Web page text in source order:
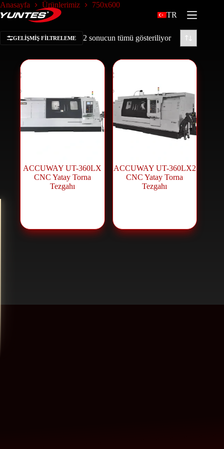
TR
Anasayfa Ürünlerimiz 750x600
GELIŞMIŞ FILTRELEME 2 sonucun tümü gösteriliyor
ACCUWAY UT-360LX
CNC Yatay Torna
Tezgahı
ACCUWAY UT-360LX2
CNC Yatay Torna
Tezgahı